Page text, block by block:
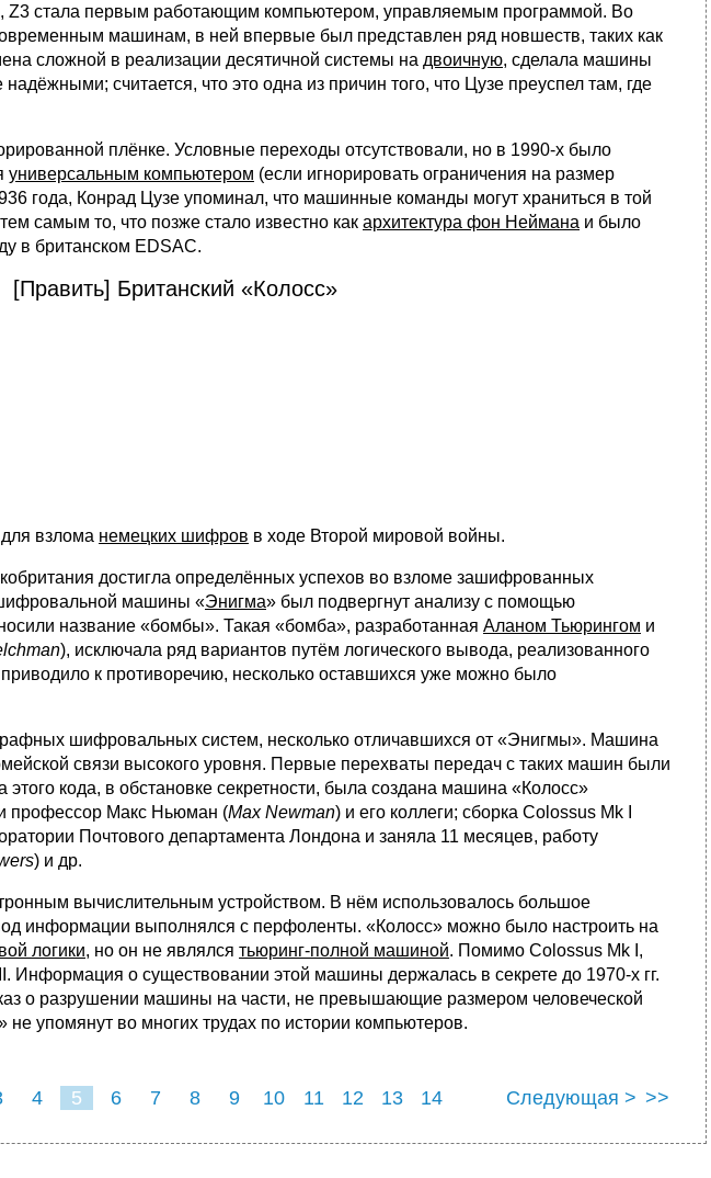
Z3 стала первым работающим компьютером, управляемым программой. Во
машинам, в ней впервые был представлен ряд новшеств, таких как
сложной в реализации десятичной системы на двоичную, сделала машины
считается, что это одна из причин того, что Цузе преуспел там, где
плёнке. Условные переходы отсутствовали, но в 1990-х было
универсальным компьютером (если игнорировать ограничения на размер
года, Конрад Цузе упоминал, что машинные команды могут храниться в той
самым то, что позже стало известно как архитектура фон Неймана и было
в британском EDSAC.
[Править] Британский «Колосс»
взлома немецких шифров в ходе Второй мировой войны.
достигла определённых успехов во взломе зашифрованных
машины «Энигма» был подвергнут анализу с помощью
название «бомбы». Такая «бомба», разработанная Аланом Тьюрингом и
), исключала ряд вариантов путём логического вывода, реализованного
к противоречию, несколько оставшихся уже можно было
шифровальных систем, несколько отличавшихся от «Энигмы». Машина
связи высокого уровня. Первые перехваты передач с таких машин были
кода, в обстановке секретности, была создана машина «Колосс»
профессор Макс Ньюман (Max Newman) и его коллеги; сборка Colossus Mk I
Почтового департамента Лондона и заняла 11 месяцев, работу
) и др.
вычислительным устройством. В нём использовалось большое
информации выполнялся с перфоленты. «Колосс» можно было настроить на
логики, но он не являлся тьюринг-полной машиной. Помимо Colossus Mk I,
Информация о существовании этой машины держалась в секрете до 1970-х гг.
о разрушении машины на части, не превышающие размером человеческой
не упомянут во многих трудах по истории компьютеров.
4 5 6 7 8 9 10 11 12 13 14 Следующая > >>